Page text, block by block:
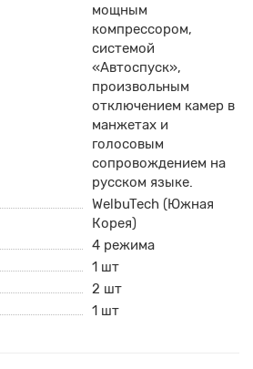
мощным
компрессором,
системой
«Автоспуск»,
произвольным
отключением камер в
манжетах и
голосовым
сопровождением на
русском языке.
WelbuTech (Южная
Корея)
4 режима
1 шт
2 шт
1 шт